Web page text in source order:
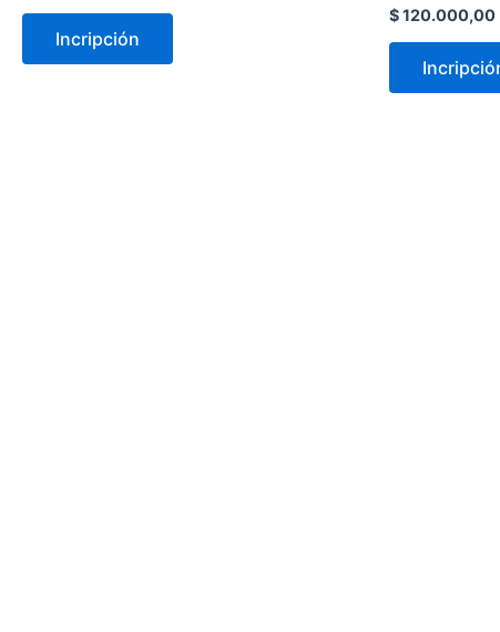
Incripción
$120.000,00